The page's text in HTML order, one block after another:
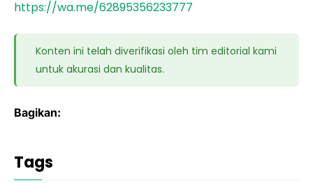
https://wa.me/62895356233777
Konten ini telah diverifikasi oleh tim editorial kami
untuk akurasi dan kualitas.
Bagikan:
Tags